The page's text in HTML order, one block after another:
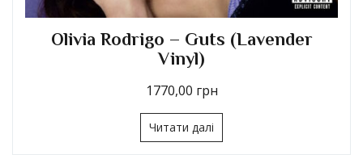
Olivia Rodrigo – Live From
Glastonbury (A BBC Recording,
2260,00
Читати далі